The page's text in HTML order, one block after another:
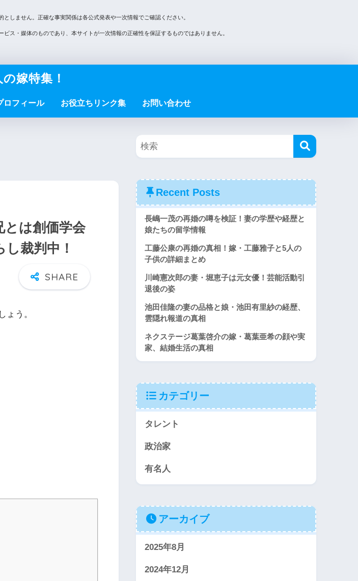
しません。正確な事実関係は各公式発表や一次情報でご確認ください。
ス・媒体のものであり、本サイトが一次情報の正確性を保証するものではありません。
嫁特集！
ロフィール お役立ちリンク集 お問い合わせ
とは創価学会
裁判中！
ょう。
Recent Posts
長嶋一茂の再婚の噂を検証！妻の学歴や経歴と
娘たちの留学情報
工藤公康の再婚の真相！嫁・工藤雅子と5人の
子供の詳細まとめ
川崎憲次郎の妻・堀恵子は元女優！芸能活動引
退後の姿
池田佳隆の妻の品格と娘・池田有里紗の経歴、
雲隠れ報道の真相
ネクステージ葛葉啓介の嫁・葛葉亜希の顔や実
家、結婚生活の真相
カテゴリー
タレント
政治家
有名人
アーカイブ
2025年8月
2024年12月